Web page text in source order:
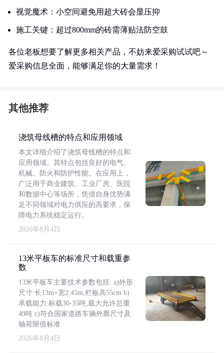
视觉魔术：小空间避免用超大砖会显压抑
施工关键：超过800mm的砖需薄贴法防空鼓
各位老板想要了解更多相关产品，不妨来爱采购试试吧～
爱采购信息全面，能够满足你的大量需求！
其他推荐
浇筑母线槽的特点和应用领域
本文详细介绍了浇筑母线槽的特点和
应用领域。其特点包括良好的电气、
机械、防火和防护性能。在应用上，
广泛用于商业建筑、工业厂房、医院
和数据中心等场所，凭借自身优势满
足不同领域对电力供应的高要求，保
障电力系统稳定运行。
2026年8月4日
13米平板车的标准尺寸和载重参
数
13米平板车主要技术参数包括: a)外形
尺寸:长13m×宽2.45m,栏板高55cm b)
承载能力:标载30-35吨,最大允许总重
49吨 c)符合国家道路车辆外廓尺寸及
轴荷限值标准
2026年8月4日